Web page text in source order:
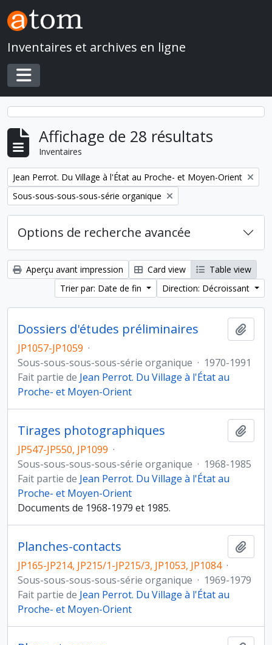
Skip to main content
Inventaires et archives en ligne
Toggle navigation
Affichage de 28 résultats
Inventaires
Remove filter:
Jean Perrot. Du Village à l'État au Proche- et Moyen-Orient
Remove filter:
Sous-sous-sous-sous-série organique
Options de recherche avancée
Aperçu avant impression Card view
Table view
Trier par: Date de fin
Direction: Décroissant
Dossiers d'études préliminaires
JP1057-JP1059 ·
Sous-sous-sous-sous-série organique · 1970-1991
Fait partie de Jean Perrot. Du Village à l'État au
Proche- et Moyen-Orient
Tirages photographiques
JP547-JP550, JP1099 ·
Sous-sous-sous-sous-série organique · 1968-1985
Fait partie de Jean Perrot. Du Village à l'État au
Proche- et Moyen-Orient
Documents de 1968-1979 et 1985.
Planches-contacts
JP165-JP214, JP215/1-JP215/3, JP1053, JP1084 ·
Sous-sous-sous-sous-série organique · 1969-1979
Fait partie de Jean Perrot. Du Village à l'État au
Proche- et Moyen-Orient